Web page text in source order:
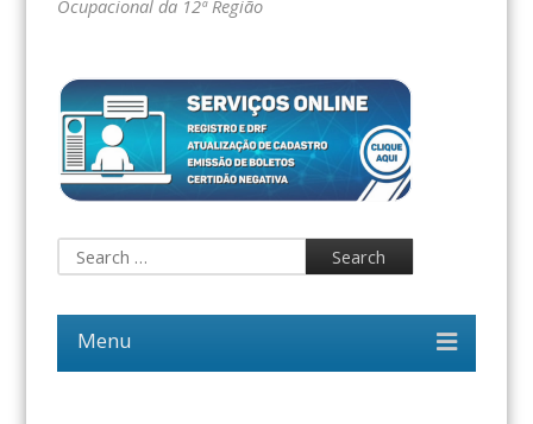
Ocupacional da 12ª Região